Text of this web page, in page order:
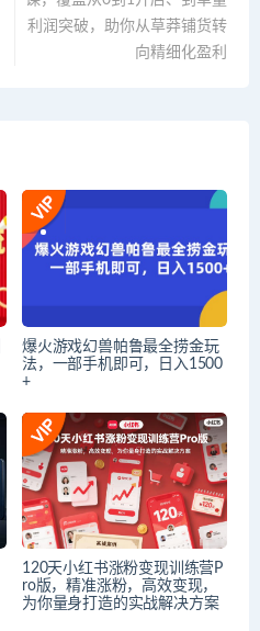
利润突破，助你从草莽铺货转
向精细化盈利
爆火游戏幻兽帕鲁最全捞金玩
法，一部手机即可，日入1500
+
120天小红书涨粉变现训练营P
ro版，​精准涨粉，高效变现​，
为你量身打造的实战解决方案